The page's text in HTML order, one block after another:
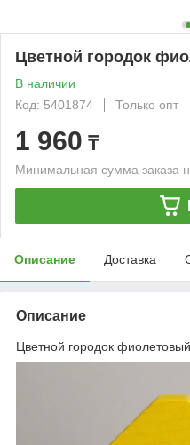
Цветной городок
В наличии
Код: 5401874
Только опт
1 960 ₸
Минимальная сумма заказа
Описание Доставка
Описание
Цветной городок